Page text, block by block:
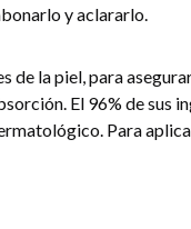
y aclararlo.
la piel, para
El 96% de sus
Para